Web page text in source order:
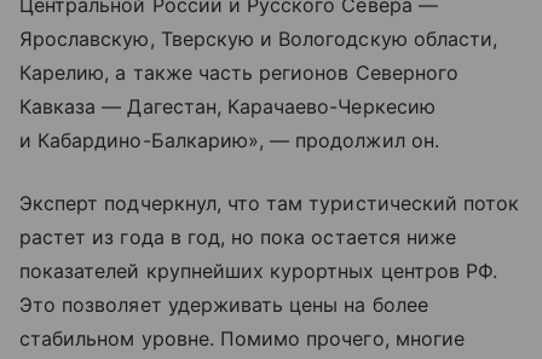
Центральной России и Русского Севера —
Ярославскую, Тверскую и Вологодскую области,
Карелию, а также часть регионов Северного
Кавказа — Дагестан, Карачаево-Черкесию
и Кабардино-Балкарию», — продолжил он.
Эксперт подчеркнул, что там туристический поток
растет из года в год, но пока остается ниже
показателей крупнейших курортных центров РФ.
Это позволяет удерживать цены на более
стабильном уровне. Помимо прочего, многие